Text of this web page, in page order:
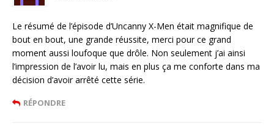
Le résumé de l’épisode d’Uncanny X-Men était magnifique de
bout en bout, une grande réussite, merci pour ce grand
moment aussi loufoque que drôle. Non seulement j’ai ainsi
l’impression de l’avoir lu, mais en plus ça me conforte dans ma
décision d’avoir arrêté cette série.
RÉPONDRE